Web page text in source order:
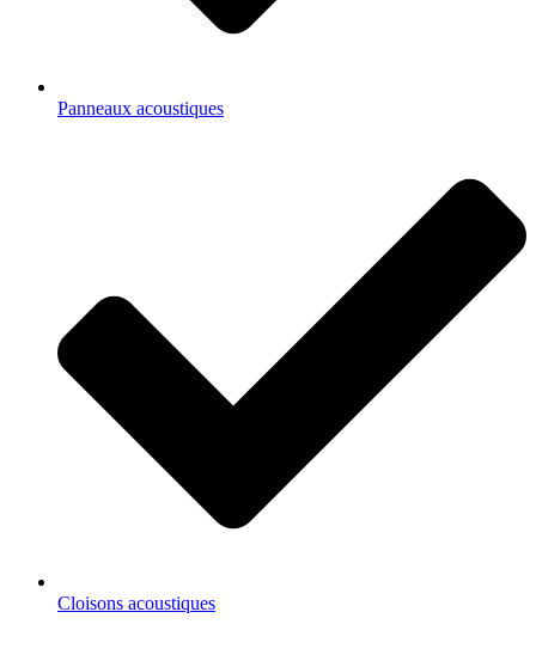
Panneaux acoustiques
Cloisons acoustiques